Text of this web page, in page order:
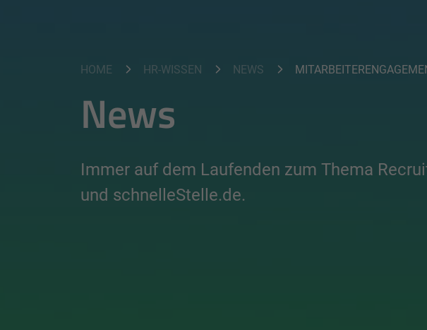
HOME HR-WISSEN NEWS
News
Immer auf dem Laufenden zum Thema
und schnelleStelle.de.